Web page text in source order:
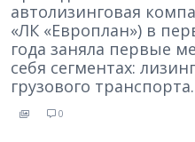
автолизинговая
«ЛК «Европлан») в
года заняла первые
себя сегментах:
грузового транспорта.
0